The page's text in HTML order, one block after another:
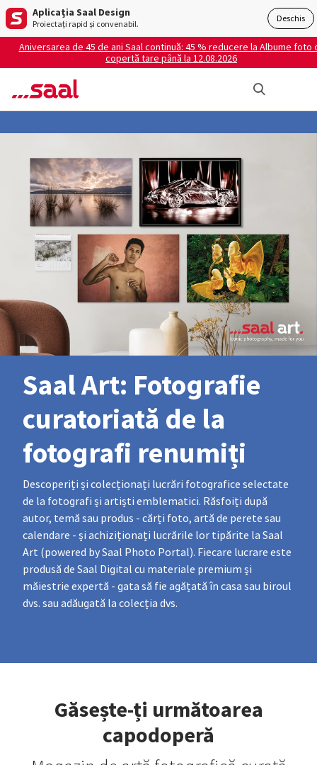
Aplicația Saal Design
Proiectați rapid și convenabil. Deschis
Aniversarea de 45 de ani Saal continuă: 45 % reducere la Albume foto
copertă tare până la 12.08.2026
Saal Art: Fotografie
curatoriată de la
fotografi renumiți
Descoperiți și colecționați lucrări fotografice selectate
de la fotografi și artiști emblematici. Răsfoiți după
autor, temă sau produs - cărți foto, artă de perete sau
calendare - și achiziționați lucrările lor tipărite la Saal
Art (powered by Saal Photo Portal). Fiecare lucrare este
produsă de Saal Digital cu materiale premium și
măiestrie expertă - gata să fie agățată în casa sau biroul
dvs. sau adăugată la colecția dvs.
Găsește-ți următoarea
capodoperă